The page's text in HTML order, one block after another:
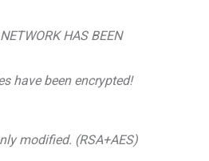
HAS BEEN
have been encrypted!
modified. (RSA+AES)